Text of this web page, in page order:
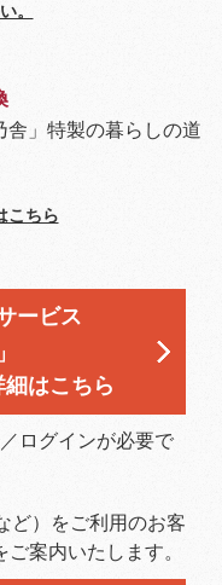
。
舎」特製の暮らしの道
こちら
ービス
はこちら
ログインが必要で
ど）をご利用のお客
案内いたします。